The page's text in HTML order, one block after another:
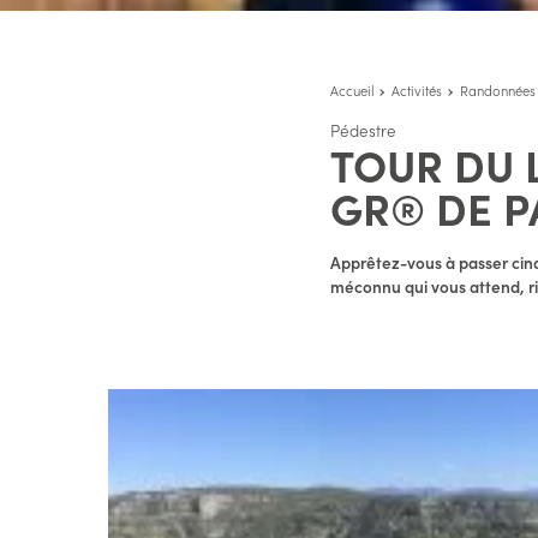
Accueil Activités Randonnées
Pédestre
TOUR DU
GR® DE
Apprêtez-vous à passer
méconnu qui vous attend,